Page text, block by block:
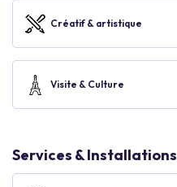
Créatif & artistique
Visite & Culture
Services & Installations